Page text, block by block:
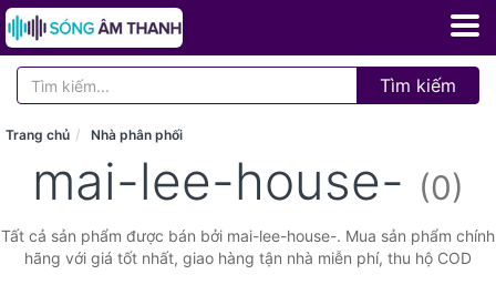
Tìm kiếm
Trang chủ Nhà phân phối
mai-lee-house- (0)
Tất cả sản phẩm được bán bởi mai-lee-house-. Mua sản phẩm chính
hãng với giá tốt nhất, giao hàng tận nhà miễn phí, thu hộ COD